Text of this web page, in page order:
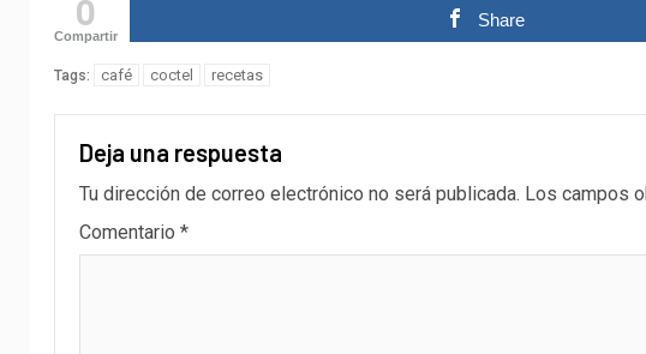
0
Compartir
Share
Tags: café coctel recetas
Deja una respuesta
Tu dirección de correo electrónico no será publicada. Los campos
Comentario *